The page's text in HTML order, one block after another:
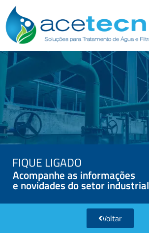
FIQUE LIGADO
Acompanhe as informações
e novidades do setor industrial
Voltar